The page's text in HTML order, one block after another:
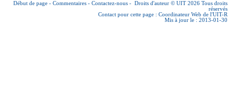
Début de page - Commentaires - Contactez-nous - Droits d'auteur © UIT 2026 Tous droits
réservés
Contact pour cette page : Coordinateur Web de l'UIT-R
Mis à jour le : 2013-01-30